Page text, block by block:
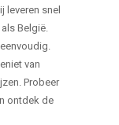
leveren snel
België.
van
Probeer
ontdek de